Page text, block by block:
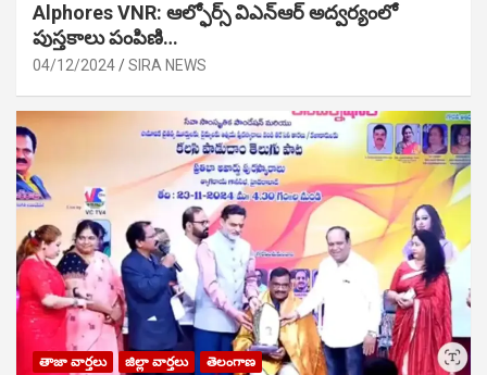
Alphores VNR: ఆల్ఫోర్స్ విఎన్ఆర్ అద్వర్యంలో
పుస్తకాలు పంపిణి…
04/12/2024 SIRA NEWS
తాజా వార్తలు జిల్లా వార్తలు తెలంగాణ